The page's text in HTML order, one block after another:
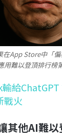
在App Store中「
用難以登頂排行榜
給
戰火
其他AI難